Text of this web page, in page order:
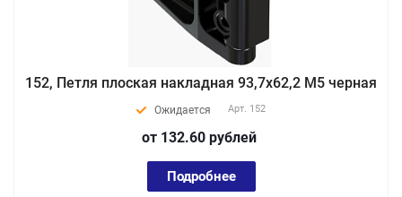
152, Петля плоская накладная 93,7х62,2 М5 черная
Ожидается Арт. 152
от 132.60 рублей
Подробнее